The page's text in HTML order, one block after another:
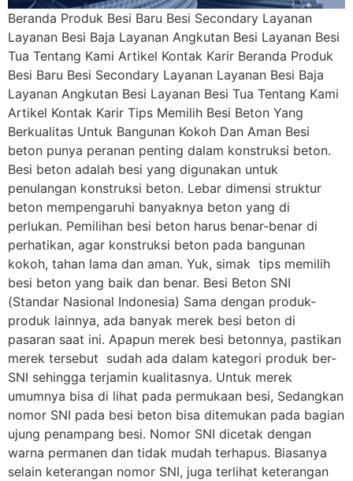
Beranda Produk Besi Baru Besi Secondary Layanan
Layanan Besi Baja Layanan Angkutan Besi Layanan Besi
Tua Tentang Kami Artikel Kontak Karir Beranda Produk
Besi Baru Besi Secondary Layanan Layanan Besi Baja
Layanan Angkutan Besi Layanan Besi Tua Tentang Kami
Artikel Kontak Karir Tips Memilih Besi Beton Yang
Berkualitas Untuk Bangunan Kokoh Dan Aman Besi
beton punya peranan penting dalam konstruksi beton.
Besi beton adalah besi yang digunakan untuk
penulangan konstruksi beton. Lebar dimensi struktur
beton mempengaruhi banyaknya beton yang di
perlukan. Pemilihan besi beton harus benar-benar di
perhatikan, agar konstruksi beton pada bangunan
kokoh, tahan lama dan aman. Yuk, simak tips memilih
besi beton yang baik dan benar. Besi Beton SNI
(Standar Nasional Indonesia) Sama dengan produk-
produk lainnya, ada banyak merek besi beton di
pasaran saat ini. Apapun merek besi betonnya, pastikan
merek tersebut sudah ada dalam kategori produk ber-
SNI sehingga terjamin kualitasnya. Untuk merek
umumnya bisa di lihat pada permukaan besi, Sedangkan
nomor SNI pada besi beton bisa ditemukan pada bagian
ujung penampang besi. Nomor SNI dicetak dengan
warna permanen dan tidak mudah terhapus. Biasanya
selain keterangan nomor SNI, juga terlihat keterangan